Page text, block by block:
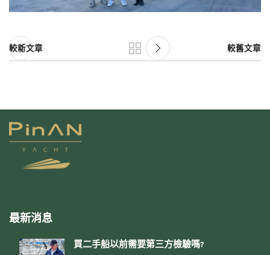
較新文章 較舊文章
最新消息
買二手船以前需要第三方檢驗嗎?